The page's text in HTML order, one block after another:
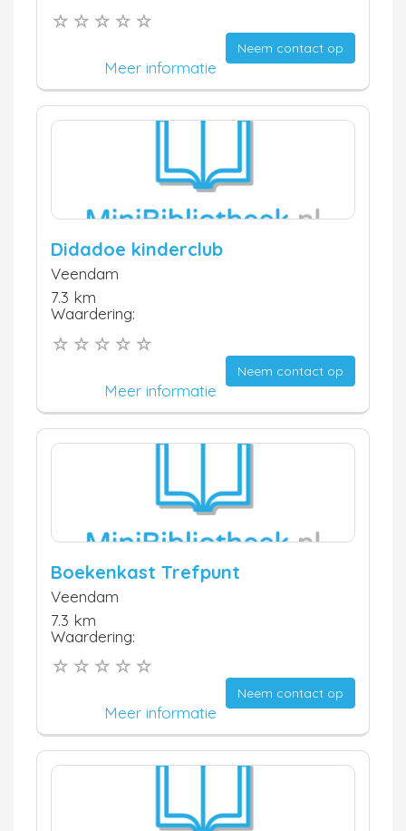
Neem contact op
Meer informatie
Didadoe kinderclub
Veendam
7.3 km
Waardering:
Neem contact op
Meer informatie
Boekenkast Trefpunt
Veendam
7.3 km
Waardering:
Neem contact op
Meer informatie